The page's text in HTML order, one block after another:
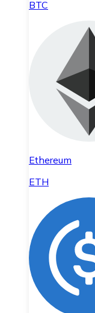
BTC
Ethereum
ETH